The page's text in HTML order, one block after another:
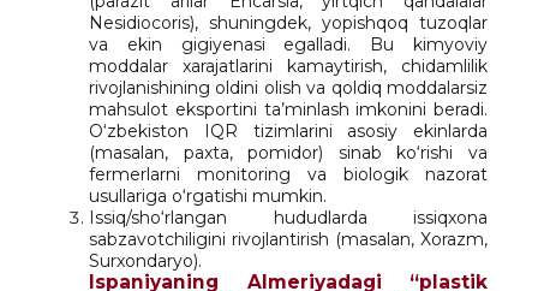
Nesidiocoris), shuningdek, yopishqoq tuzoqlar
va ekin gigiyenasi egalladi. Bu kimyoviy
moddalar xarajatlarini kamaytirish, chidamlilik
rivojlanishining oldini olish va qoldiq moddalarsiz
mahsulot eksportini ta’minlash imkonini beradi.
O‘zbekiston IQR tizimlarini asosiy ekinlarda
(masalan, paxta, pomidor) sinab ko‘rishi va
fermerlarni monitoring va biologik nazorat
usullariga o‘rgatishi mumkin.
Issiq/sho‘rlangan hududlarda issiqxona
sabzavotchiligini rivojlantirish (masalan, Xorazm,
Surxondaryo).
Ispaniyaning Almeriyadagi “plastik